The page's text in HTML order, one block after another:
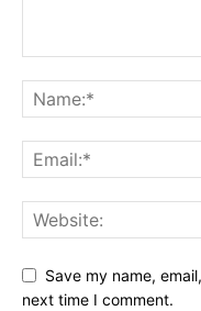
Save my name,
next time I comment.